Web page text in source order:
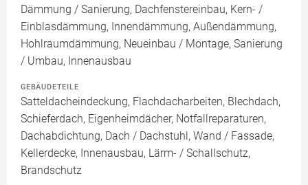
Dämmung / Sanierung, Dachfenstereinbau, Kern- /
Einblasdämmung, Innendämmung, Außendämmung,
Hohlraumdämmung, Neueinbau / Montage, Sanierung
/ Umbau, Innenausbau
GEBÄUDETEILE
Satteldacheindeckung, Flachdacharbeiten, Blechdach,
Schieferdach, Eigenheimdächer, Notfallreparaturen,
Dachabdichtung, Dach / Dachstuhl, Wand / Fassade,
Kellerdecke, Innenausbau, Lärm- / Schallschutz,
Brandschutz